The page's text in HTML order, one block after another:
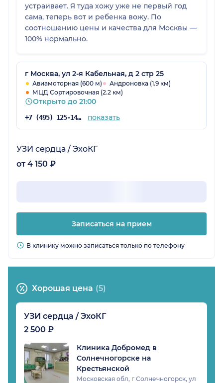
устраивает. Я туда хожу уже не первый год
сама, теперь вот и ребенка вожу. По
соотношению цены и качества для Москвы —
100% нормально.
г Москва, ул 2-я Кабельная, д 2 стр 25
Авиамоторная (600 м)
Андроновка (1.9 км)
МЦД Сортировочная (2.2 км)
Открыто до 21:00
+7 (495) 125-14-51 показать
УЗИ сердца / ЭхоКГ
от 4 150 ₽
Записаться на прием
В клинику можно записаться только по телефону
Хорошая цена (5)
УЗИ сердца / ЭхоКГ
2 500 ₽
Клиника Добромед в
Солнечногорске на
Крестьянской
Московская обл, г Солнечногорск, ул